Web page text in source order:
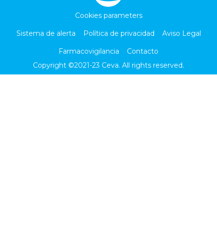
Cookies parameters
Sistema de alerta Política de privacidad Aviso Legal
Farmacovigilancia
Contacto
Copyright ©2021-23 Ceva. All rights reserved.